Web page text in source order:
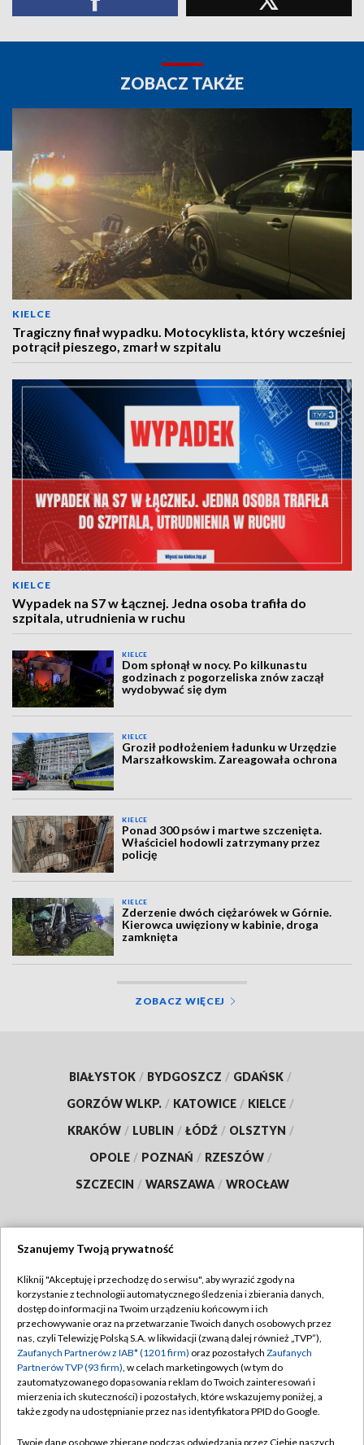
ZOBACZ TAKŻE
KIELCE
Tragiczny finał wypadku. Motocyklista, który wcześniej
potrącił pieszego, zmarł w szpitalu
KIELCE
Wypadek na S7 w Łącznej. Jedna osoba trafiła do
szpitala, utrudnienia w ruchu
KIELCE
Dom spłonął w nocy. Po kilkunastu
godzinach z pogorzeliska znów zaczął
wydobywać się dym
KIELCE
Groził podłożeniem ładunku w Urzędzie
Marszałkowskim. Zareagowała ochrona
KIELCE
Ponad 300 psów i martwe szczenięta.
Właściciel hodowli zatrzymany przez
policję
KIELCE
Zderzenie dwóch ciężarówek w Górnie.
Kierowca uwięziony w kabinie, droga
zamknięta
ZOBACZ WIĘCEJ
BIAŁYSTOK / BYDGOSZCZ / GDAŃSK /
GORZÓW WLKP. / KATOWICE / KIELCE /
KRAKÓW / LUBLIN / ŁÓDŹ / OLSZTYN /
OPOLE / POZNAŃ / RZESZÓW /
SZCZECIN / WARSZAWA / WROCŁAW
TVP
Abonament TVP
Emisja w TVP
Centrum informacji TVP
Naziemna Telewizja Cyfrowa
Regulamin TVP
Polityka prywatności
Moje zgody
Pomoc
Szanujemy Twoją prywatność
Kliknij "Akceptuję i przechodzę do serwisu", aby wyrazić zgody na
korzystanie z technologii automatycznego śledzenia i zbierania danych,
dostęp do informacji na Twoim urządzeniu końcowym i ich
przechowywanie oraz na przetwarzanie Twoich danych osobowych przez
nas, czyli Telewizję Polską S.A. w likwidacji (zwaną dalej również „TVP”),
Zaufanych Partnerów z IAB* (1201 firm) oraz pozostałych Zaufanych
Partnerów TVP (93 firm), w celach marketingowych (w tym do
zautomatyzowanego dopasowania reklam do Twoich zainteresowań i
mierzenia ich skuteczności) i pozostałych, które wskazujemy poniżej, a
także zgody na udostępnianie przez nas identyfikatora PPID do Google.
Twoje dane osobowe zbierane podczas odwiedzania przez Ciebie naszych